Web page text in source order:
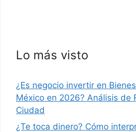
Lo más visto
¿Es negocio invertir en
México en 2026? Análisis de
Ciudad
¿Te toca dinero? Cómo